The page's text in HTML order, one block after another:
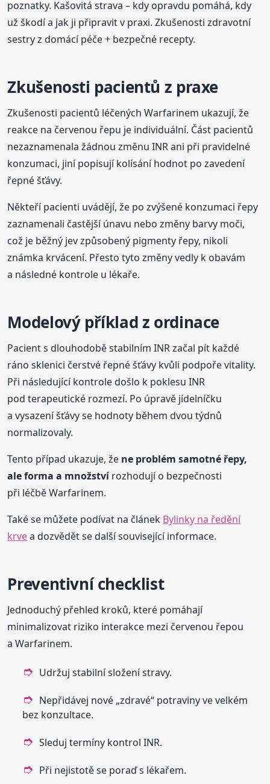
poznatky. Kašovitá strava – kdy opravdu pomáhá, kdy
už škodí a jak ji připravit v praxi. Zkušenosti zdravotní
sestry z domácí péče + bezpečné recepty.
Zkušenosti pacientů z praxe
Zkušenosti pacientů léčených Warfarinem ukazují, že
reakce na červenou řepu je individuální. Část pacientů
nezaznamenala žádnou změnu INR ani při pravidelné
konzumaci, jiní popisují kolísání hodnot po zavedení
řepné šťávy.
Někteří pacienti uvádějí, že po zvýšené konzumaci řepy
zaznamenali častější únavu nebo změny barvy moči,
což je běžný jev způsobený pigmenty řepy, nikoli
známka krvácení. Přesto tyto změny vedly k obavám
a následné kontrole u lékaře.
Modelový příklad z ordinace
Pacient s dlouhodobě stabilním INR začal pít každé
ráno sklenici čerstvé řepné šťávy kvůli podpoře vitality.
Při následující kontrole došlo k poklesu INR
pod terapeutické rozmezí. Po úpravě jídelníčku
a vysazení šťávy se hodnoty během dvou týdnů
normalizovaly.
Tento případ ukazuje, že ne problém samotné řepy,
ale forma a množstvírozhodují o bezpečnosti
při léčbě Warfarinem.
Také se můžete podívat na článek Bylinky na ředění
krvea dozvědět se další související informace.
Preventivní checklist
Jednoduchý přehled kroků, které pomáhají
minimalizovat riziko interakce mezi červenou řepou
a Warfarinem.
Udržuj stabilní složení stravy.
Nepřidávej nové „zdravé“ potraviny ve velkém
bez konzultace.
Sleduj termíny kontrol INR.
Při nejistotě se poraď s lékařem.